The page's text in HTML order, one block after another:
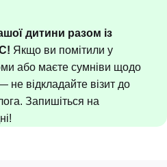
дитини разом із
Якщо ви помітили у
або маєте сумніви щодо
не відкладайте візит до
Запишіться на